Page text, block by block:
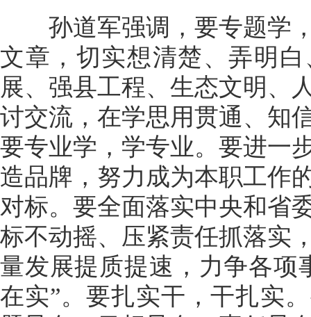
孙道军强调，要专题学，
文章，切实想清楚、弄明
展、强县工程、生态文明、
讨交流，在学思用贯通、知
要专业学，学专业。要进一
造品牌，努力成为本职工作
对标。要全面落实中央和省
标不动摇、压紧责任抓落实
量发展提质提速，力争各项
在实”。要扎实干，干扎实